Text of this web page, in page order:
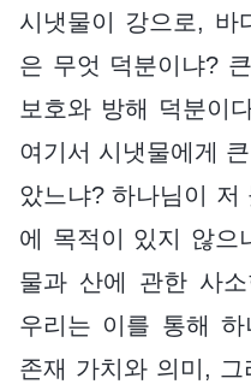
시냇물이 강으로, 바
은 무엇 덕분이냐?
보호와 방해 덕분이
여기서 시냇물에게
았느냐? 하나님이 저
에 목적이 있지 않으
물과 산에 관한 사
우리는 이를 통해
존재 가치와 의미,